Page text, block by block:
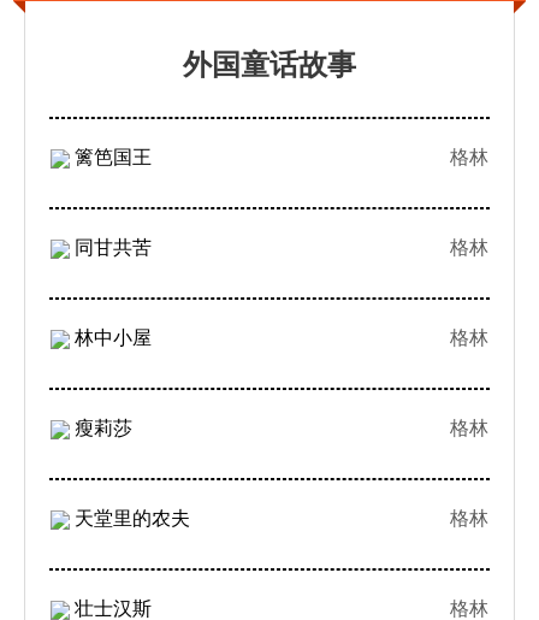
外国童话故事
篱笆国王 格林
同甘共苦 格林
林中小屋 格林
瘦莉莎 格林
天堂里的农夫 格林
壮士汉斯 格林